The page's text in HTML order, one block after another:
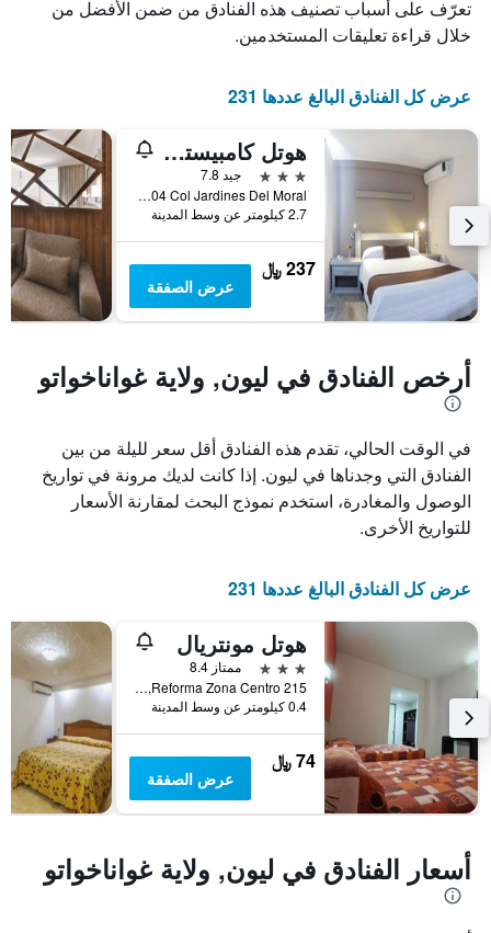
متوسط
سعر
عطلة
نهاية
الأسبوع
خلال
آخر
أيام
الأيام
قبل
يتضمن
المخطط
التالي
محور
الذي
يعرض
متوسط
سعر
غرفة
تعرّف على أسباب تصنيف هذه الفنادق من ضمن الأفضل من
خلال قراءة تعليقات المستخدمين.
عرض كل الفنادق البالغ عددها 231
هوتل كامبيستر إن
3 نجوم
جيد 7.8
Av Guanajuato 104 Col Jardines Del Moral, ليون, ولاية غواناخواتو, المكسيك
2.7 كيلومتر عن وسط المدينة
237 ﷼
عرض الصفقة
أرخص الفنادق في ليون, ولاية غواناخواتو
في الوقت الحالي، تقدم هذه الفنادق أقل سعر لليلة من بين
الفنادق التي وجدناها في ليون. إذا كانت لديك مرونة في تواريخ
الوصول والمغادرة، استخدم نموذج البحث لمقارنة الأسعار
للتواريخ الأخرى.
عرض كل الفنادق البالغ عددها 231
هوتل مونتريال
3 نجوم
ممتاز 8.4
Reforma Zona Centro 215, ليون, ولاية غواناخواتو, المكسيك
0.4 كيلومتر عن وسط المدينة
74 ﷼
عرض الصفقة
أسعار الفنادق في ليون, ولاية غواناخواتو